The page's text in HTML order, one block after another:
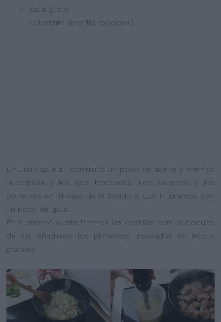
- sal al gusto
- colorante amarillo (opcional)
En una cazuela , ponemos un poco de aceite y freímos
la cebolla y los ajos troceados. Los sacamos y los
ponemos en el vaso de la batidora. Los trituramos con
un poco de agua.
En el mismo aceite freímos las costillas con un poquito
de sal. Añadimos los pimientos troceados en trozos
grandes.